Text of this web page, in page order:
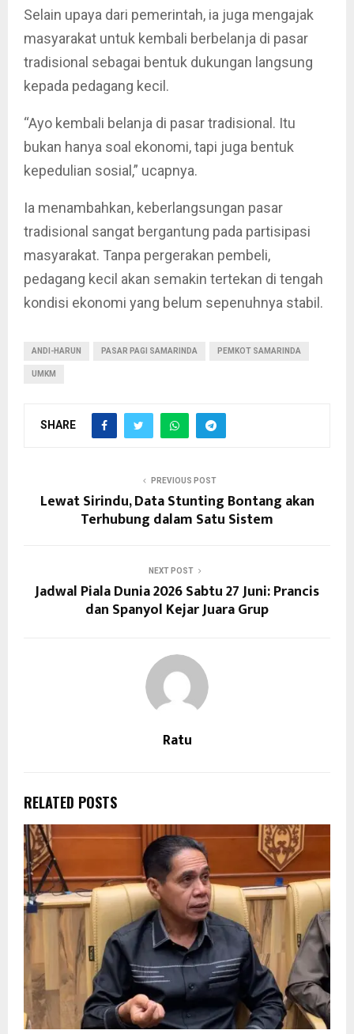
Selain upaya dari pemerintah, ia juga mengajak
masyarakat untuk kembali berbelanja di pasar
tradisional sebagai bentuk dukungan langsung
kepada pedagang kecil.
“Ayo kembali belanja di pasar tradisional. Itu
bukan hanya soal ekonomi, tapi juga bentuk
kepedulian sosial,” ucapnya.
Ia menambahkan, keberlangsungan pasar
tradisional sangat bergantung pada partisipasi
masyarakat. Tanpa pergerakan pembeli,
pedagang kecil akan semakin tertekan di tengah
kondisi ekonomi yang belum sepenuhnya stabil.
ANDI-HARUN PASAR PAGI SAMARINDA PEMKOT SAMARINDA
UMKM
SHARE
PREVIOUS POST
Lewat Sirindu, Data Stunting Bontang akan
Terhubung dalam Satu Sistem
NEXT POST
Jadwal Piala Dunia 2026 Sabtu 27 Juni: Prancis
dan Spanyol Kejar Juara Grup
Ratu
RELATED POSTS